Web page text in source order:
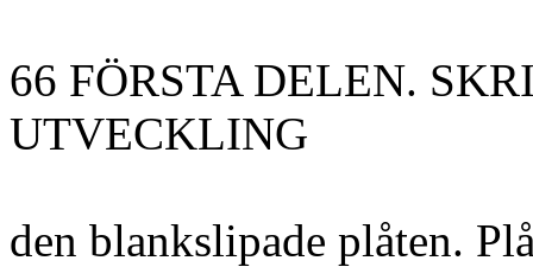
66 FÖRSTA DELEN.
UTVECKLING
den blankslipade plåten.